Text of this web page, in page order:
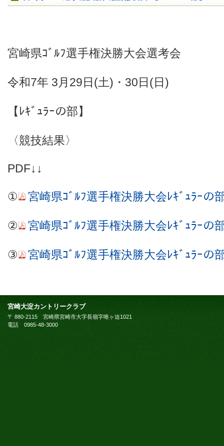
宮崎県ｺﾞﾙﾌ選手権決勝大会選考会
令和7年 3月29日(土)・30日(日)
【ﾚｷﾞｭﾗｰの部】
〈競技結果〉
PDF↓↓
① 宮崎県ｺﾞﾙﾌ選手権決勝大会ﾚｷﾞｭﾗｰの
② 宮崎県ｺﾞﾙﾌ選手権決勝大会ﾚｷﾞｭﾗｰの
③ 宮崎県ｺﾞﾙﾌ選手権決勝大会ﾚｷﾞｭﾗｰの
宮崎大淀カントリークラブ
〒 880-2115 宮崎県宮崎市大字長嶺字唯ヶ迫1021
電話 0985-48-3000